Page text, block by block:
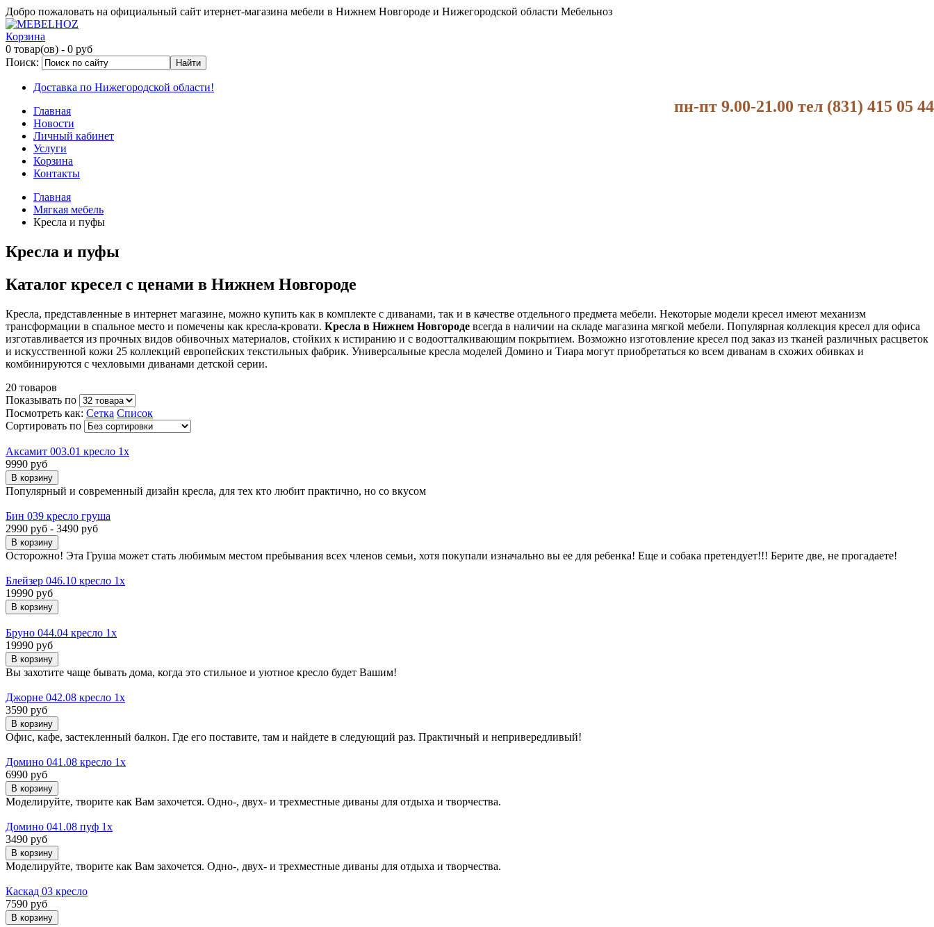
Добро пожаловать на официальный сайт итернет-магазина мебели в Нижнем Новгороде и Нижегородской области Мебельноз
Корзина
0 товар(ов) - 0 руб
пн-пт 9.00-21.00 тел (831) 415 05 44
Поиск:
Доставка по Нижегородской области!
Главная
Новости
Личный кабинет
Услуги
Корзина
Контакты
Главная
Мягкая мебель
Кресла и пуфы
Кресла и пуфы
Каталог кресел с ценами в Нижнем Новгороде
Кресла, представленные в интернет магазине, можно купить как в комплекте с диванами, так и в качестве отдельного предмета мебели. Некоторые модели кресел имеют механизм
трансформации в спальное место и помечены как кресла-кровати. Кресла в Нижнем Новгороде всегда в наличии на складе магазина мягкой мебели. Популярная коллекция кресел для офиса
изготавливается из прочных видов обивочных материалов, стойких к истиранию и с водоотталкивающим покрытием. Возможно изготовление кресел под заказ из тканей различных расцветок
и искусственной кожи 25 коллекций европейских текстильных фабрик. Универсальные кресла моделей Домино и Тиара могут приобретаться ко всем диванам в схожих обивках и
комбинируются с чехловыми диванами детской серии.
20 товаров
Показывать по
Посмотреть как: Сетка Список
Сортировать по
Аксамит 003.01 кресло 1х
9990 руб
Популярный и современный дизайн кресла, для тех кто любит практично, но со вкусом
Бин 039 кресло груша
2990 руб - 3490 руб
Осторожно! Эта Груша может стать любимым местом пребывания всех членов семьи, хотя покупали изначально вы ее для ребенка! Еще и собака претендует!!! Берите две, не прогадаете!
Блейзер 046.10 кресло 1х
19990 руб
Бруно 044.04 кресло 1х
19990 руб
Вы захотите чаще бывать дома, когда это стильное и уютное кресло будет Вашим!
Джорне 042.08 кресло 1х
3590 руб
Офис, кафе, застекленный балкон. Где его поставите, там и найдете в следующий раз. Практичный и непривередливый!
Домино 041.08 кресло 1х
6990 руб
Моделируйте, творите как Вам захочется. Одно-, двух- и трехместные диваны для отдыха и творчества.
Домино 041.08 пуф 1х
3490 руб
Моделируйте, творите как Вам захочется. Одно-, двух- и трехместные диваны для отдыха и творчества.
Каскад 03 кресло
7590 руб